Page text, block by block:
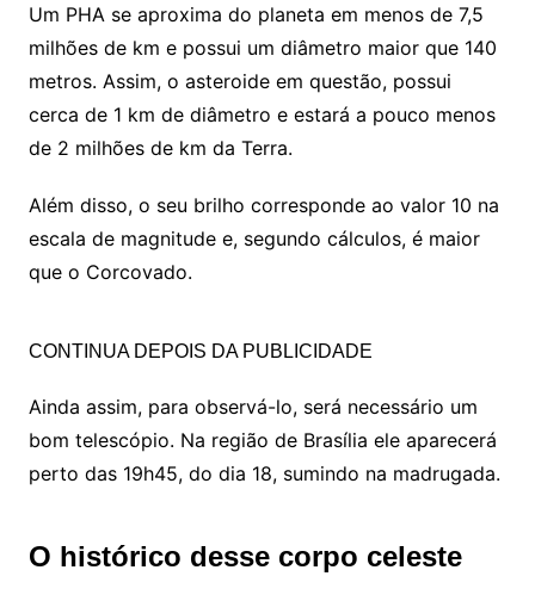
Um PHA se aproxima do planeta em menos de 7,5
milhões de km e possui um diâmetro maior que 140
metros. Assim, o asteroide em questão, possui
cerca de 1 km de diâmetro e estará a pouco menos
de 2 milhões de km da Terra.
Além disso, o seu brilho corresponde ao valor 10 na
escala de magnitude e, segundo cálculos, é maior
que o Corcovado.
CONTINUA DEPOIS DA PUBLICIDADE
Ainda assim, para observá-lo, será necessário um
bom telescópio. Na região de Brasília ele aparecerá
perto das 19h45, do dia 18, sumindo na madrugada.
O histórico desse corpo celeste